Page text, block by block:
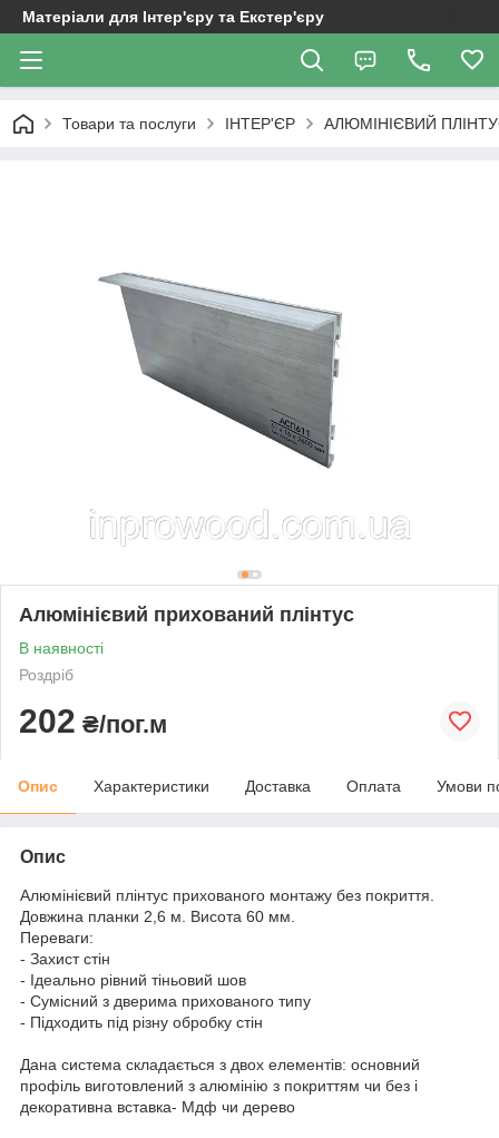
Матеріали для Інтер'єру та Екстер'єру
Товари та послуги ІНТЕР'ЄР АЛЮМІНІЄВИЙ
Алюмінієвий прихований плінтус
В наявності
Роздріб
202 ₴/пог.м
Опис Характеристики Доставка Оплата Умови
Опис
Алюмінієвий плінтус прихованого монтажу без покриття.
Довжина планки 2,6 м. Висота 60 мм.
Переваги:
- Захист стін
- Ідеально рівний тіньовий шов
- Сумісний з дверима прихованого типу
- Підходить під різну обробку стін
Дана система складається з двох елементів: основний
профіль виготовлений з алюмінію з покриттям чи без і
декоративна вставка- Мдф чи дерево